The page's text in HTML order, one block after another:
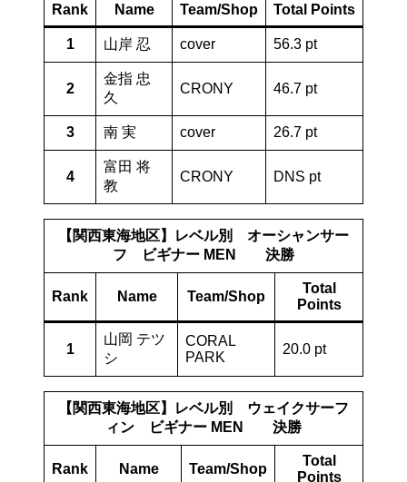
Rank Name Team/Shop Total Points
1 山岸 忍 cover 56.3 pt
2
金指 忠
久
CRONY 46.7 pt
3 南 実 cover 26.7 pt
4
富田 将
教
CRONY DNS pt
【関西東海地区】レベル別 オーシャンサー
フ ビギナー MEN 決勝
Rank Name Team/Shop
Total
Points
1
山岡 テツ
シ
CORAL
PARK
20.0 pt
【関西東海地区】レベル別 ウェイクサーフ
ィン ビギナー MEN 決勝
Rank Name Team/Shop
Total
Points